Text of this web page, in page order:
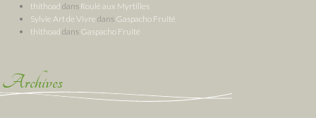
thithoad dans Roulé aux Myrtilles
Sylvie Art de Vivre dans Gaspacho Fruité
thithoad dans Gaspacho Fruité
Archives